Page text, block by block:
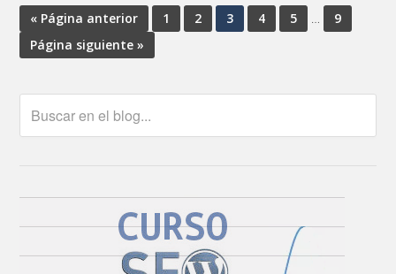
« Página anterior 1 2 3 4 5 …
9
Página siguiente »